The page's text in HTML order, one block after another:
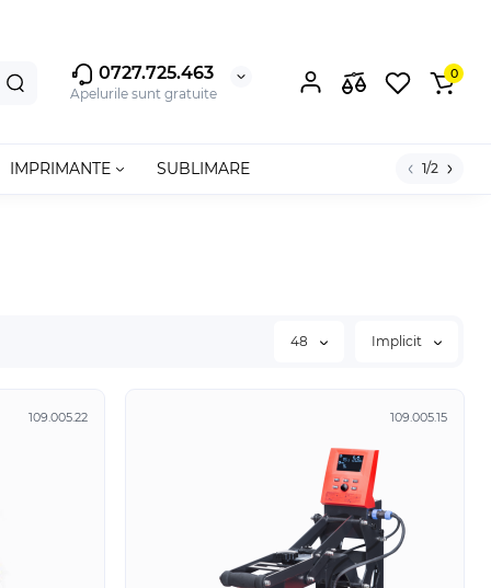
0727.725.463
Apelurile sunt gratuite
0
IMPRIMANTE SUBLIMARE 1/2
48 Implicit
109.005.22 109.005.15